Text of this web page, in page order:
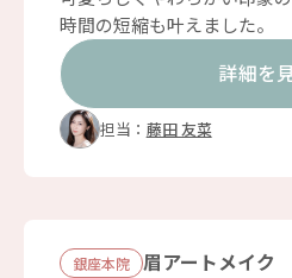
時間の短縮も叶えました。
詳細を
担当： 藤田 友菜
銀座本院 眉アートメイク